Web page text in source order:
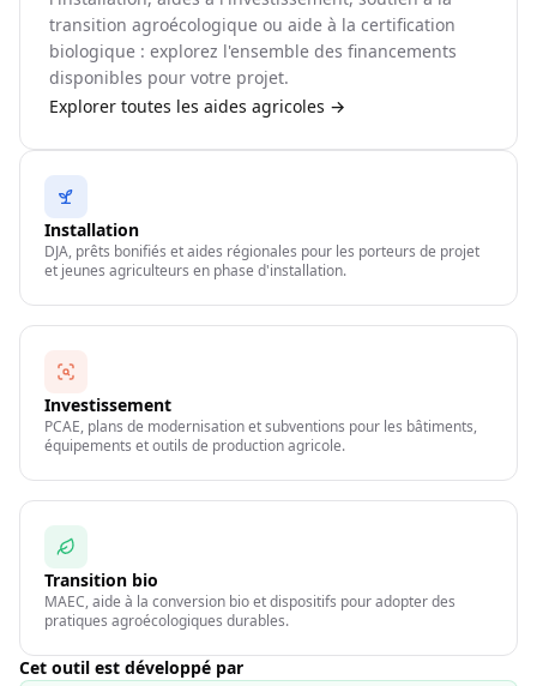
transition agroécologique ou aide à la certification
biologique : explorez l'ensemble des financements
disponibles pour votre projet.
Explorer toutes les aides agricoles →
Installation
DJA, prêts bonifiés et aides régionales pour les porteurs de projet
et jeunes agriculteurs en phase d'installation.
Investissement
PCAE, plans de modernisation et subventions pour les bâtiments,
équipements et outils de production agricole.
Transition bio
MAEC, aide à la conversion bio et dispositifs pour adopter des
pratiques agroécologiques durables.
Cet outil est développé par